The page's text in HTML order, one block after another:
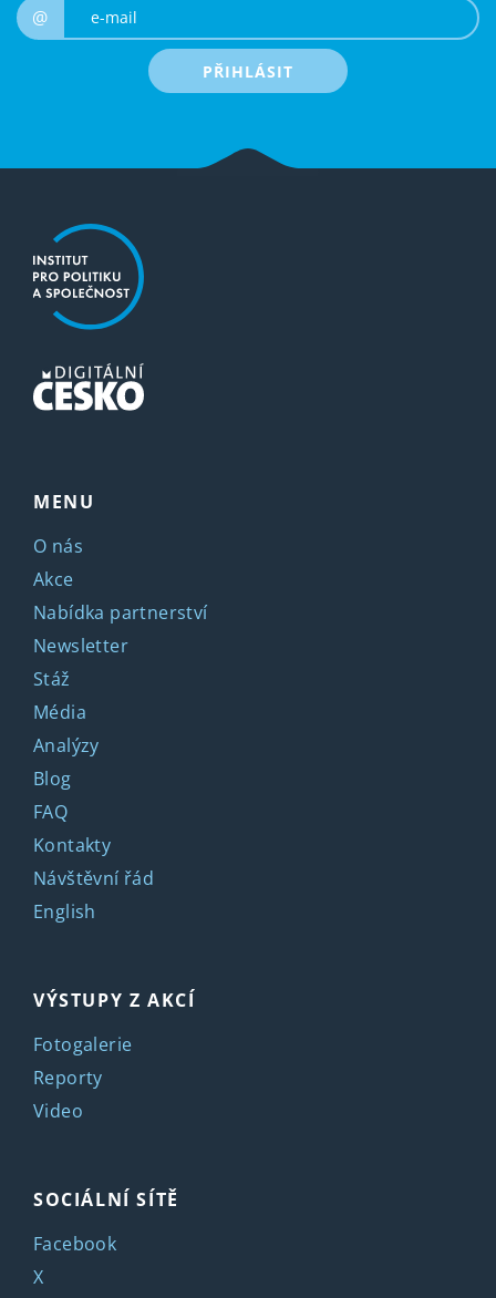
@
PŘIHLÁSIT
MENU
O nás
Akce
Nabídka partnerství
Newsletter
Stáž
Média
Analýzy
Blog
FAQ
Kontakty
Návštěvní řád
English
VÝSTUPY Z AKCÍ
Fotogalerie
Reporty
Video
SOCIÁLNÍ SÍTĚ
Facebook
X